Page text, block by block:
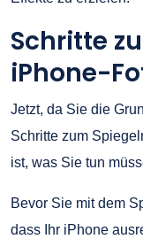
Schritte
iPhone-
Jetzt, da Sie die
Schritte zum
ist, was Sie tun
Bevor Sie mit dem
dass Ihr iPhone